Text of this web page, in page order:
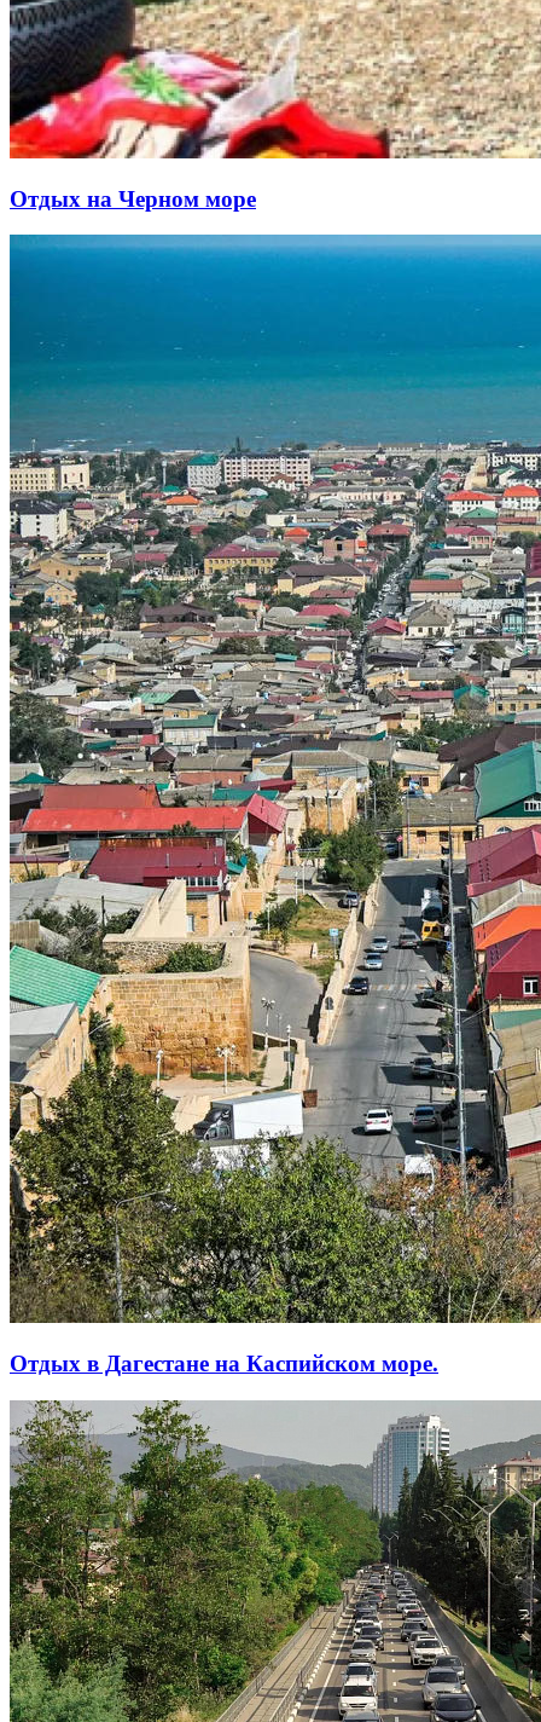
Отдых на Черном море
Отдых в Дагестане на Каспийском море.